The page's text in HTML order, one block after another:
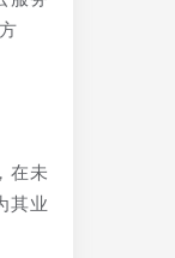
在未
其业